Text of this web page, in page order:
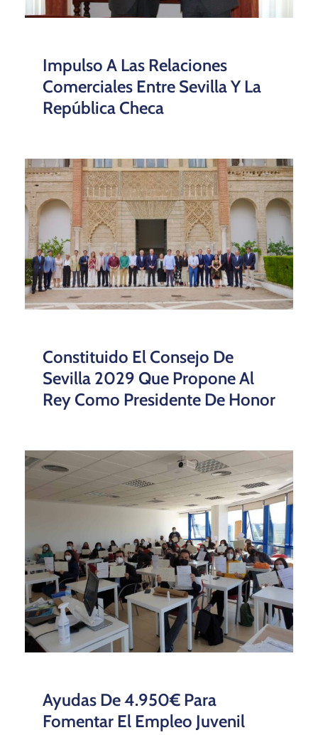
Impulso A Las Relaciones
Comerciales Entre Sevilla Y La
República Checa
Constituido El Consejo De
Sevilla 2029 Que Propone Al
Rey Como Presidente De Honor
Ayudas De 4.950€ Para
Fomentar El Empleo Juvenil